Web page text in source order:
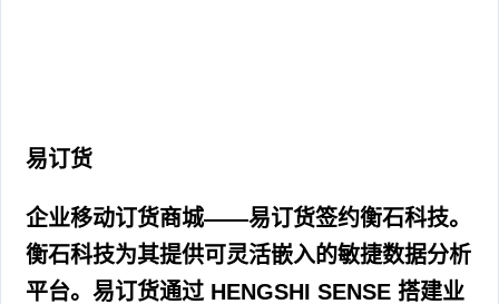
易订货
企业移动订货商城——易订货签约衡石科技。
衡石科技为其提供可灵活嵌入的敏捷数据分析
平台。易订货通过 HENGSHI SENSE 搭建业